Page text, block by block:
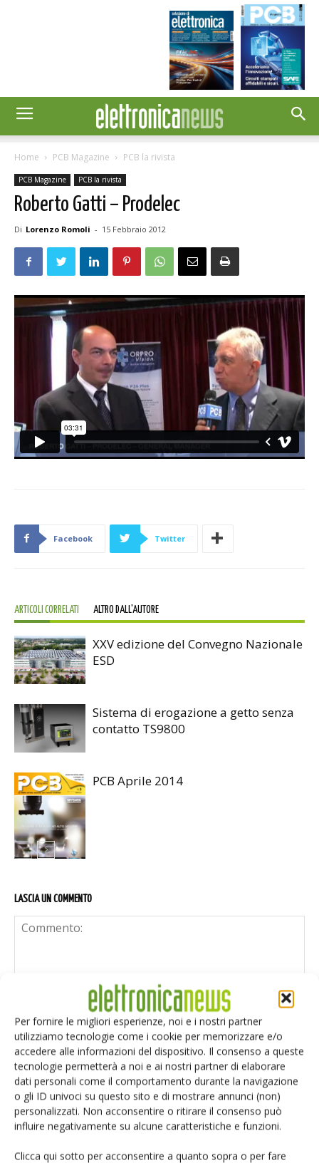
Per fornire le migliori esperienze, noi e i nostri partner
utilizziamo tecnologie come i cookie per memorizzare e/o
accedere alle informazioni del dispositivo. Il consenso a queste
tecnologie permetterà a noi e ai nostri partner di elaborare
dati personali come il comportamento durante la navigazione
o gli ID univoci su questo sito e di mostrare annunci (non)
personalizzati. Non acconsentire o ritirare il consenso può
influire negativamente su alcune caratteristiche e funzioni.
Clicca qui sotto per acconsentire a quanto sopra o per fare
Home PCB Magazine PCB la rivista
PCB Magazine PCB la rivista
Roberto Gatti – Prodelec
Di Lorenzo Romoli - 15 Febbraio 2012
Facebook Twitter
ARTICOLI CORRELATI ALTRO DALL'AUTORE
XXV edizione del Convegno Nazionale
ESD
Sistema di erogazione a getto senza
contatto TS9800
PCB Aprile 2014
LASCIA UN COMMENTO